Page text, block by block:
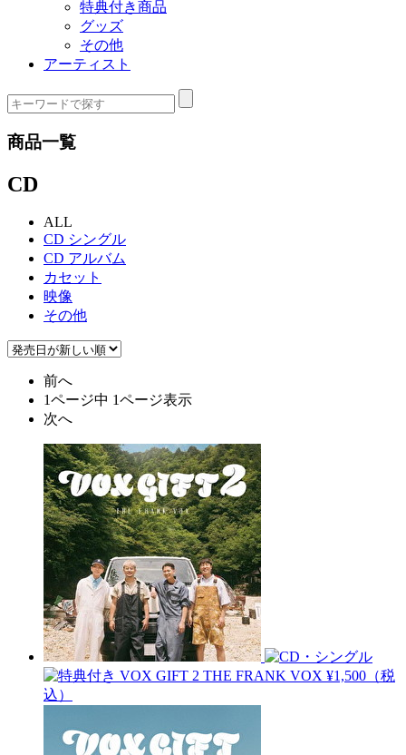
特典付き商品
グッズ
その他
アーティスト
商品一覧
CD
ALL
CD シングル
CD アルバム
カセット
映像
その他
前へ
1ページ中 1ページ表示
次へ
VOX GIFT 2 THE FRANK VOX ¥1,500（税
込）